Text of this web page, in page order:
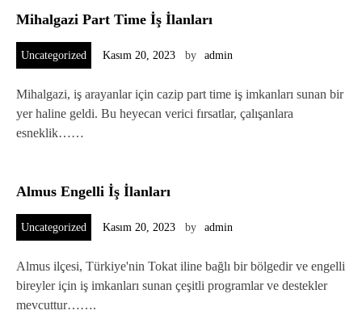
Mihalgazi Part Time İş İlanları
Uncategorized Kasım 20, 2023 by admin
Mihalgazi, iş arayanlar için cazip part time iş imkanları sunan bir
yer haline geldi. Bu heyecan verici fırsatlar, çalışanlara
esneklik……
Almus Engelli İş İlanları
Uncategorized Kasım 20, 2023 by admin
Almus ilçesi, Türkiye'nin Tokat iline bağlı bir bölgedir ve engelli
bireyler için iş imkanları sunan çeşitli programlar ve destekler
mevcuttur…….